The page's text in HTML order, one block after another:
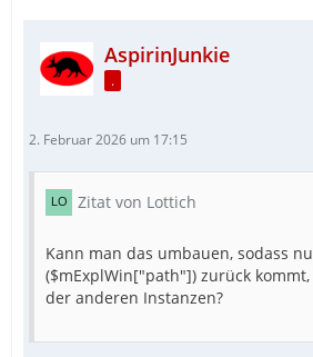
AspirinJunkie
.
2. Februar 2026 um 17:15
Zitat von Lottich
Kann man das umbauen, sodass
($mExplWin["path"]) zurück
der anderen Instanzen?